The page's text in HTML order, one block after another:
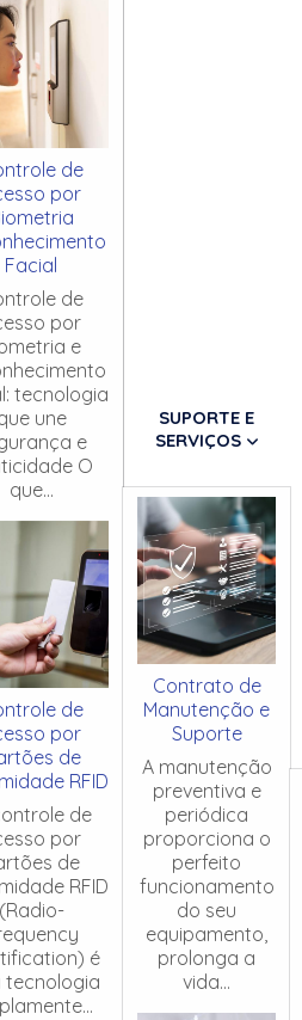
de
por
Facial
de
por
e
tecnologia
une
e
O
que...
de
por
de
RFID
de
por
de
RFID
(Radio-
é
tecnologia
SUPORTE E
SERVIÇOS
Contrato de
Manutenção e
Suporte
A manutenção
preventiva e
periódica
proporciona o
perfeito
funcionamento
do seu
equipamento,
prolonga a
vida...